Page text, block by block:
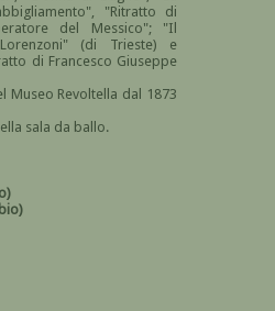
"Ritratto di
del Messico"; "Il
(di Trieste) e
di Francesco Giuseppe
Museo Revoltella dal 1873
sala da ballo.